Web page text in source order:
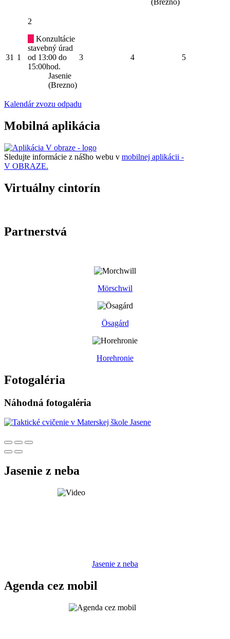
(Brezno)
31 1
2
Konzultácie
stavebný úrad
od 13:00 do
15:00hod.
Jasenie
(Brezno)
3 4 5
Kalendár zvozu odpadu
Mobilná aplikácia
Sledujte informácie z nášho webu v mobilnej aplikácii -
V OBRAZE.
Virtuálny cintorín
Partnerstvá
Mörschwil
Ösagárd
Horehronie
Fotogaléria
Náhodná fotogaléria
Jasenie z neba
Jasenie z neba
Agenda cez mobil